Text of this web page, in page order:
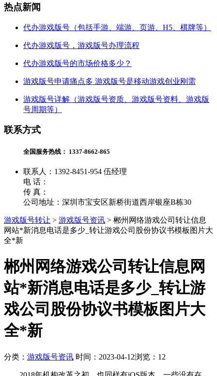
热点新闻
代办游戏版号（包括手游、端游、页游、H5、棋牌等）
代办游戏版号，游戏版号办理流程
代办游戏版号的市场价格多少？
游戏版号申请痛点多 游戏版号是移动游戏创业刚需
游戏版号详解（游戏版号资质、游戏版号资料、游戏版
号周期等）
联系方式
全国服务热线： 1337-8662-865
联系人：1392-8451-954 伍经理
电 话：
传 真：
公司地址：深圳市宝安区新桥街道西岸银座B栋30
游戏版号转让 > 游戏版号资讯 > 郴州网络游戏公司转让信息
网站*新消息电话是多少_转让游戏公司股份协议书模板图片大
全*新
郴州网络游戏公司转让信息网
站*新消息电话是多少_转让游
戏公司股份协议书模板图片大
全*新
分类： 游戏版号资讯 时间：2023-04-12浏览：12